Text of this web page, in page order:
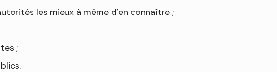
les mieux à même d’en connaître ;
;